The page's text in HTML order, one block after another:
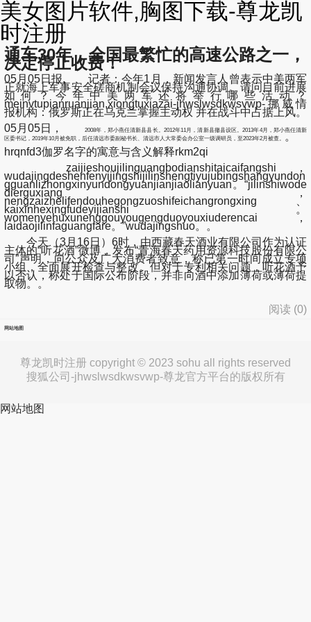
美女图片软件,胸图下载-尊龙凯
时注册
通车30年，全国最繁忙的高速公路之一，
决定停止收费！
05月05日报, 记者：今年1月，新闻发言人曾表示中美两军
正就海上军事安全磋商机制会议保持沟通协调。请问目前进展
如何？今年中美两军还将举行哪些活动？
meinvtupianruanjian,xiongtuxiazai-jhwslwsdkwsvwp-挪威情
报机构：俄罗斯正在乌克兰掌握主动权 并在战斗中占据上风。
05月05日，2008年，郑小燕任清新县县长。2012年11月，清新县撤县设区。2013年4月，郑小燕任清新
区委书记，2019年10月被免职，后任清远市委副秘书长、清远市人大常委会办公室一级调研员，至2023年2月被查。 。
hrqnfd3伽罗名字的寓意与含义解释rkm2qi
zaijieshoujilinguangbodianshitaicaifangshi，
wudajingdeshenfenyijingshijilinshengtiyujubingshangyundon
gguanlizhongxinyundongyuanjianjiaolianyuan。“jilinshiwode
dierguxiang，
nengzaizhelifendouhegongzuoshifeichangrongxing、
kaixinhexingfudeyijianshi。
womenyehuxunenggouyougengduoyouxiuderencai，
laidaojilinfaguangfare。”wudajingshuo。。
今天（3月16日）6时，由西藏春天酒业有限公司作为认证
主体的“听花酒”微博，发布“青海春天药用资源科技股份有限公
司”声明，向公众及广大消费者致意，称已第一时间成立专项
小组，全面展开检查与整改。但对于专利相关问题，听花酒予
以否认，称处于国际公布阶段，并非向酒中添加薄荷或薄荷提
取物。。
阅读 (0)
网站地图
尊龙凯时注册 copyright © 2023 sohu all rights reserved
搜狐公司-jhwslwsdkwsvwp-尊龙官方平台的版权所有
网站地图